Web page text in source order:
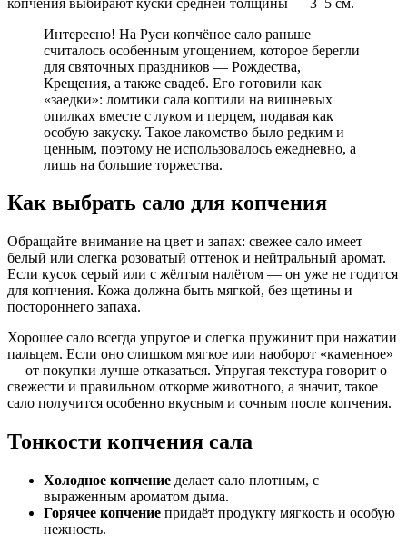
Интересно! На Руси копчёное сало раньше
считалось особенным угощением, которое берегли
для святочных праздников — Рождества,
Крещения, а также свадеб. Его готовили как
«заедки»: ломтики сала коптили на вишневых
опилках вместе с луком и перцем, подавая как
особую закуску. Такое лакомство было редким и
ценным, поэтому не использовалось ежедневно, а
лишь на большие торжества.
Как выбрать сало для копчения
Обращайте внимание на цвет и запах: свежее сало имеет
белый или слегка розоватый оттенок и нейтральный аромат.
Если кусок серый или с жёлтым налётом — он уже не годится
для копчения. Кожа должна быть мягкой, без щетины и
постороннего запаха.
Хорошее сало всегда упругое и слегка пружинит при нажатии
пальцем. Если оно слишком мягкое или наоборот «каменное»
— от покупки лучше отказаться. Упругая текстура говорит о
свежести и правильном откорме животного, а значит, такое
сало получится особенно вкусным и сочным после копчения.
Тонкости копчения сала
Холодное копчение делает сало плотным, с
выраженным ароматом дыма.
Горячее копчение придаёт продукту мягкость и особую
нежность.